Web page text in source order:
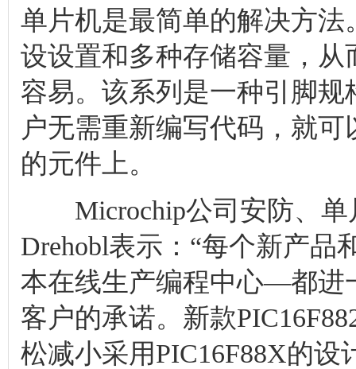
单片机是最简单的解决方法
设设置和多种存储容量，
容易。该系列是一种引脚
户无需重新编写代码，就
的元件上。
Microchip公司安防、单
Drehobl表示：“每个新产
本在线生产编程中心—都进
客户的承诺。新款
松减小采用PIC16F88X的设